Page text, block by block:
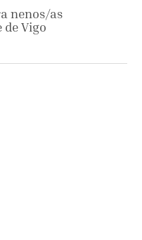
nenos/as
de Vigo